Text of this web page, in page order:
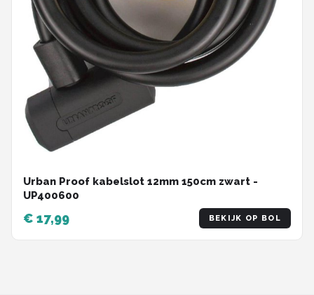
Urban Proof kabelslot 12mm 150cm zwart -
UP400600
€ 17,99 BEKIJK OP BOL